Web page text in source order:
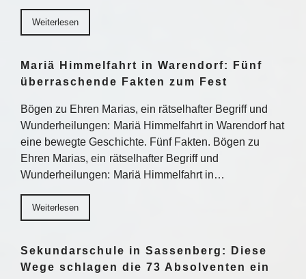
Weiterlesen
Mariä Himmelfahrt in Warendorf: Fünf
überraschende Fakten zum Fest
Bögen zu Ehren Marias, ein rätselhafter Begriff und
Wunderheilungen: Mariä Himmelfahrt in Warendorf hat
eine bewegte Geschichte. Fünf Fakten. Bögen zu
Ehren Marias, ein rätselhafter Begriff und
Wunderheilungen: Mariä Himmelfahrt in…
Weiterlesen
Sekundarschule in Sassenberg: Diese
Wege schlagen die 73 Absolventen ein